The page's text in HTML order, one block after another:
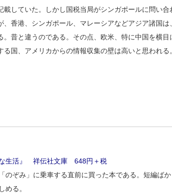
載していた。しかし国税当局がシンガポールに問い
、香港、シンガポール、マレーシアなどアジア諸国
。昔と違うのである。その点、欧米、特に中国を横
る国、アメリカからの情報収集の壁は高いと思われる。
生活』 祥伝社文庫 648円＋税
のぞみ」に乗車する直前に買った本である。短編ば
める。